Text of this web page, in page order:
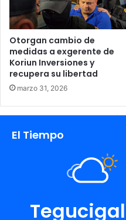
Otorgan cambio de
medidas a exgerente de
Koriun Inversiones y
recupera su libertad
marzo 31, 2026
El Tiempo